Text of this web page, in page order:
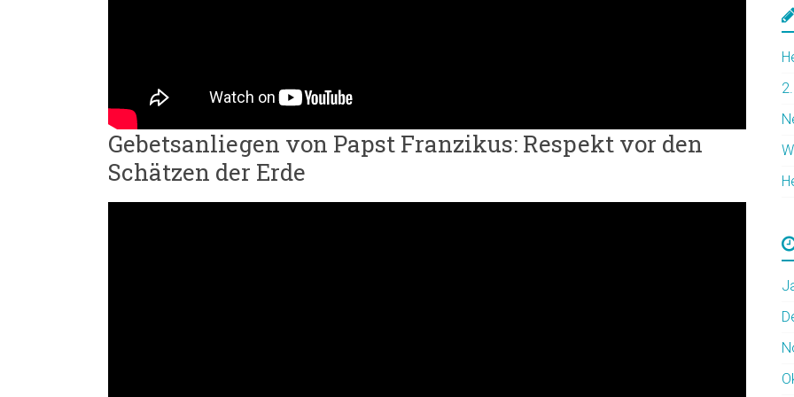
Gebetsanliegen von Papst Franzikus: Respekt vor den
Schätzen der Erde